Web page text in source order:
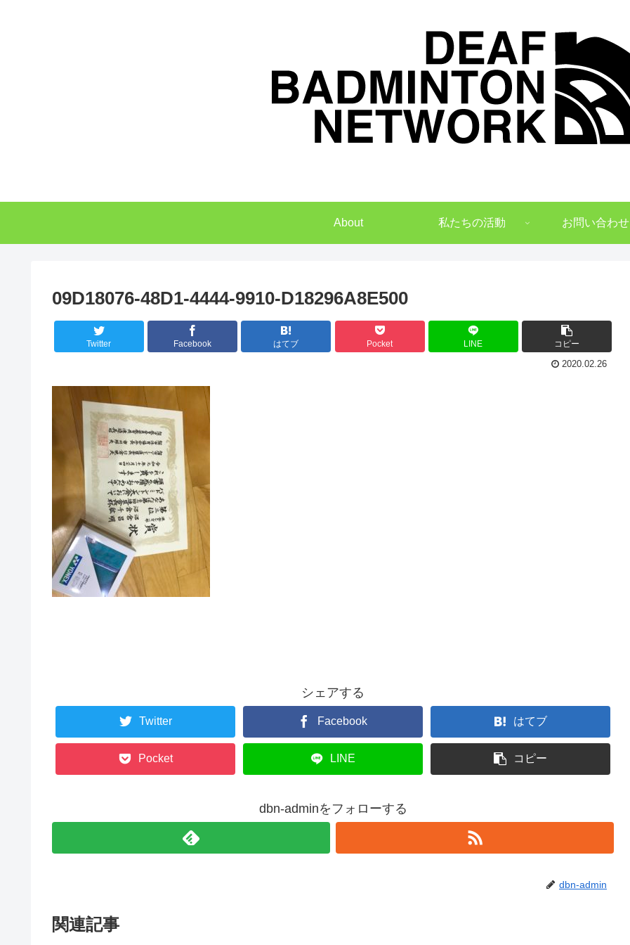
About 私たちの活動 お問い合わせ
09D18076-48D1-4444-9910-D18296A8E500
Twitter Facebook はてブ Pocket LINE コピー
2020.02.26
シェアする
Twitter Facebook はてブ
Pocket LINE コピー
dbn-adminをフォローする
dbn-admin
関連記事